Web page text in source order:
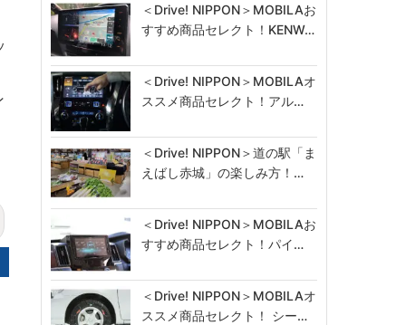
＜Drive! NIPPON＞MOBILAお
すすめ商品セレクト！KENW…
＜Drive! NIPPON＞MOBILAオ
ススメ商品セレクト！アル…
＜Drive! NIPPON＞道の駅「ま
えばし赤城」の楽しみ方！…
＜Drive! NIPPON＞MOBILAお
すすめ商品セレクト！パイ…
＜Drive! NIPPON＞MOBILAオ
ススメ商品セレクト！ シー…